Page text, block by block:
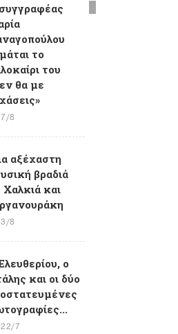
το
του
θα με
7/8
αξέχαστη
βραδιά
και
3/8
ο
και οι δύο
22/7